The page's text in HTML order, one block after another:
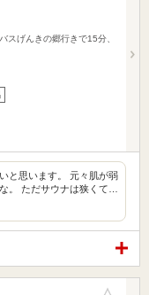
スげんきの郷行きで15分、
と思います。 元々肌が弱
。 ただサウナは狭くて…